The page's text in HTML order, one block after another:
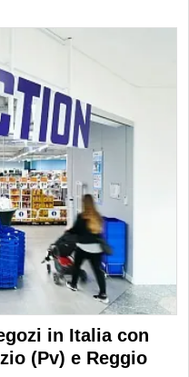
in Italia con
(Pv) e Reggio